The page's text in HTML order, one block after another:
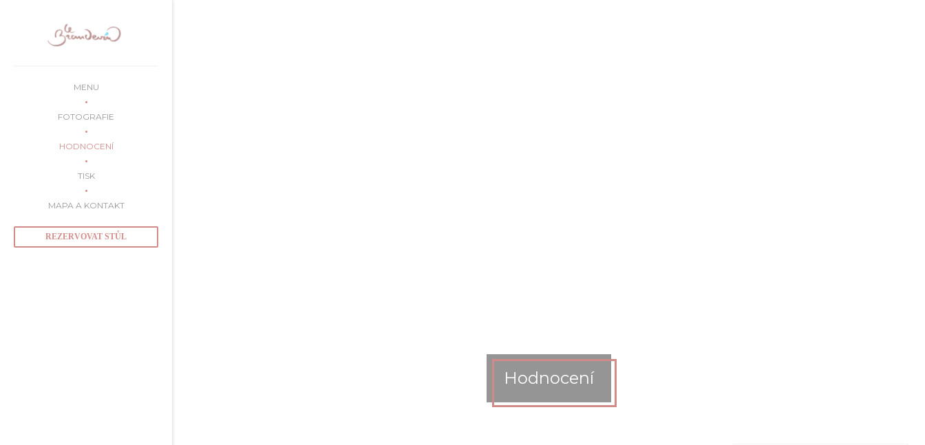
MENU
FOTOGRAFIE
HODNOCENÍ
TISK
MAPA A KONTAKT
REZERVOVAT STŮL
Hodnocení